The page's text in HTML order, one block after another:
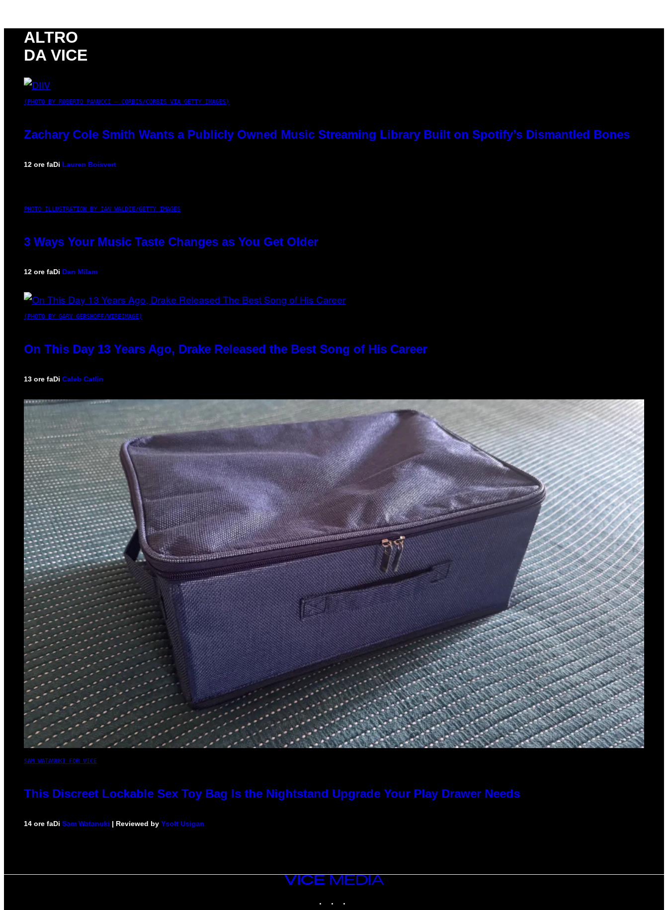
ALTRO
DA VICE
(PHOTO BY ROBERTO PANUCCI – CORBIS/CORBIS VIA GETTY IMAGES)
Zachary Cole Smith Wants a Publicly Owned Music Streaming Library Built on Spotify’s Dismantled Bones
12 ore faDi Lauren Boisvert
PHOTO ILLUSTRATION BY IAN WALDIE/GETTY IMAGES
3 Ways Your Music Taste Changes as You Get Older
12 ore faDi Dan Milam
(PHOTO BY GARY GERSHOFF/WIREIMAGE)
On This Day 13 Years Ago, Drake Released the Best Song of His Career
13 ore faDi Caleb Catlin
SAM WATANUKI FOR VICE
This Discreet Lockable Sex Toy Bag Is the Nightstand Upgrade Your Play Drawer Needs
14 ore faDi Sam Watanuki | Reviewed by Ysolt Usigan
VICE
MEDIA